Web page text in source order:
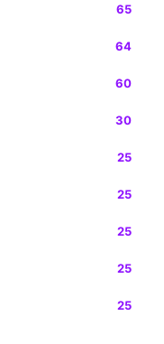
65
64
60
30
25
25
25
25
25